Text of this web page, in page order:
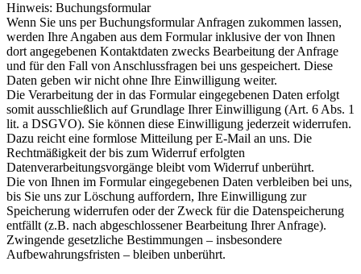
Hinweis: Buchungsformular
Wenn Sie uns per Buchungsformular Anfragen zukommen lassen,
werden Ihre Angaben aus dem Formular inklusive der von Ihnen
dort angegebenen Kontaktdaten zwecks Bearbeitung der Anfrage
und für den Fall von Anschlussfragen bei uns gespeichert. Diese
Daten geben wir nicht ohne Ihre Einwilligung weiter.
Die Verarbeitung der in das Formular eingegebenen Daten erfolgt
somit ausschließlich auf Grundlage Ihrer Einwilligung (Art. 6 Abs. 1
lit. a DSGVO). Sie können diese Einwilligung jederzeit widerrufen.
Dazu reicht eine formlose Mitteilung per E-Mail an uns. Die
Rechtmäßigkeit der bis zum Widerruf erfolgten
Datenverarbeitungsvorgänge bleibt vom Widerruf unberührt.
Die von Ihnen im Formular eingegebenen Daten verbleiben bei uns,
bis Sie uns zur Löschung auffordern, Ihre Einwilligung zur
Speicherung widerrufen oder der Zweck für die Datenspeicherung
entfällt (z.B. nach abgeschlossener Bearbeitung Ihrer Anfrage).
Zwingende gesetzliche Bestimmungen – insbesondere
Aufbewahrungsfristen – bleiben unberührt.